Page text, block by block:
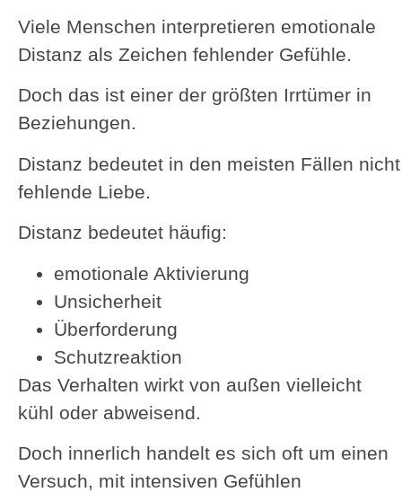
Viele Menschen interpretieren emotionale
Distanz als Zeichen fehlender Gefühle.
Doch das ist einer der größten Irrtümer in
Beziehungen.
Distanz bedeutet in den meisten Fällen nicht
fehlende Liebe.
Distanz bedeutet häufig:
emotionale Aktivierung
Unsicherheit
Überforderung
Schutzreaktion
Das Verhalten wirkt von außen vielleicht
kühl oder abweisend.
Doch innerlich handelt es sich oft um einen
Versuch, mit intensiven Gefühlen